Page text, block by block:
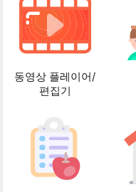
동영상 플레이어/
편집기